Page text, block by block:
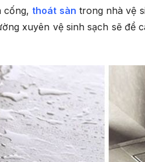
cống, thoát sàn trong nhà vệ
xuyên vệ sinh sạch sẽ